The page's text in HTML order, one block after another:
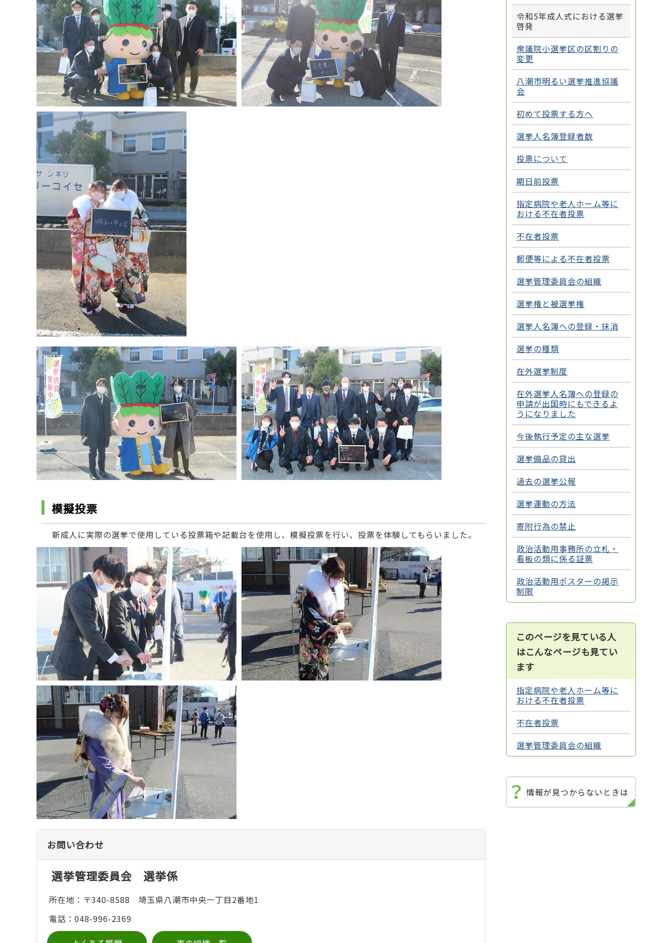
模擬投票
新成人に実際の選挙で使用している投票箱や記載台を使用し、模擬投票を行い、投票を体験してもらいました。
お問い合わせ
選挙管理委員会 選挙係
所在地：〒340-8588 埼玉県八潮市中央一丁目2番地1
電話：048-996-2369
令和5年成人式における選挙
啓発
衆議院小選挙区の区割りの
変更
八潮市明るい選挙推進協議
会
初めて投票する方へ
選挙人名簿登録者数
投票について
期日前投票
指定病院や老人ホーム等に
おける不在者投票
不在者投票
郵便等による不在者投票
選挙管理委員会の組織
選挙権と被選挙権
選挙人名簿への登録・抹消
選挙の種類
在外選挙制度
在外選挙人名簿への登録の
申請が出国時にもできるよ
うになりました
今後執行予定の主な選挙
選挙備品の貸出
過去の選挙公報
選挙運動の方法
寄附行為の禁止
政治活動用事務所の立札・
看板の類に係る証票
政治活動用ポスターの掲示
制限
このページを見ている人
はこんなページも見てい
ます
指定病院や老人ホーム等に
おける不在者投票
不在者投票
選挙管理委員会の組織
情報が見つからないときは